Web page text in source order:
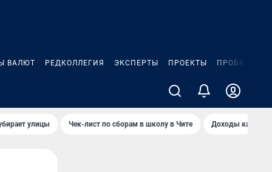
ВАЛЮТ РЕДКОЛЛЕГИЯ ЭКСПЕРТЫ ПРОЕКТЫ ПРОБКИ
улицы Чек-лист по сборам в школу в Чите Доходы